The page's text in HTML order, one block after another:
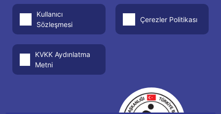
Kullanıcı
Sözleşmesi
Çerezler Politikası
KVKK Aydınlatma
Metni